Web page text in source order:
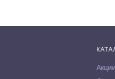
Акции